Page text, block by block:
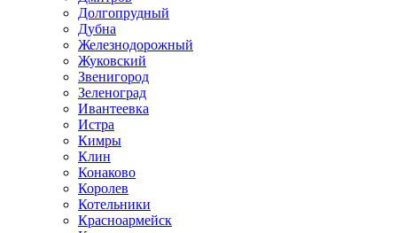
Долгопрудный
Дубна
Железнодорожный
Жуковский
Звенигород
Зеленоград
Ивантеевка
Истра
Кимры
Клин
Конаково
Королев
Котельники
Красноармейск